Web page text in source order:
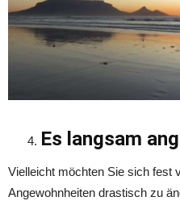
Es langsam
Vielleicht möchten Sie sich fest
Angewohnheiten drastisch zu